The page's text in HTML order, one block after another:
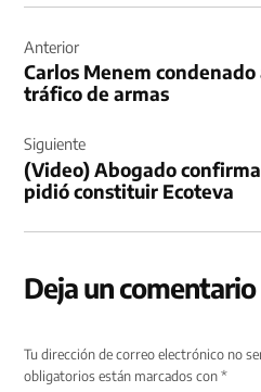
de
entradas
Anterior
Carlos Menem
tráfico de armas
Siguiente
(Video) Abogado
pidió constituir Ecoteva
Deja un comentario
Tu dirección de correo electrónico no
obligatorios están marcados con*